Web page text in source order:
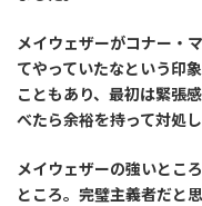
メイウェザーがコナー・
てやっていたなという印
こともあり、最初は緊張
べたら余裕を持って対処
メイウェザーの強いとこ
ところ。完璧主義者だと